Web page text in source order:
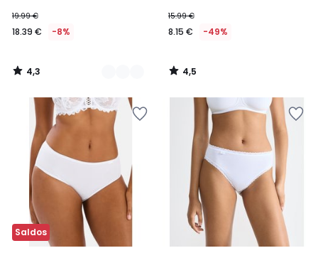
19.99 €
18.39 € -8%
4,3
/
15.99 €
8.15 € -49%
4,5
/
Saldos